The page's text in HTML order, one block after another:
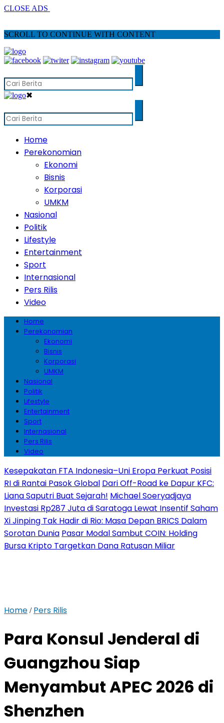
CLOSE ADS
SCROLL TO CONTINUE WITH CONTENT
✖
Home
Perekonomian
Ekonomi
Bisnis
Korporasi
UMKM
Nasional
Politik
Lifestyle
Entertainment
Sport
Internasional
Pers Rilis
Video
Home
Perekonomian
Ekonomi
Bisnis
Korporasi
UMKM
Nasional
Politik
Lifestyle
Entertainment
Sport
Internasional
Pers Rilis
Video
Kesepakatan FTA Indonesia–Uni Eropa Perkuat Posisi
RI di Rantai Pasok Global Dari Off-Road ke Dapur KFC:
Liana Saputri Buat Sejarah! Michael Soeryadjaya
Investasi Rp287 Juta di Saratoga Lewat Insentif Saham
Xi Jinping Tak Hadir di Rio: Masa Depan BRICS Dalam
Sorotan Dunia Pasar Modal Sambut COIN: Holding
Bursa Kripto Targetkan Dana Ratusan Miliar
Home / Pers Rilis
Para Konsul Jenderal di
Guangzhou Siap
Menyambut APEC 2026 di
Shenzhen